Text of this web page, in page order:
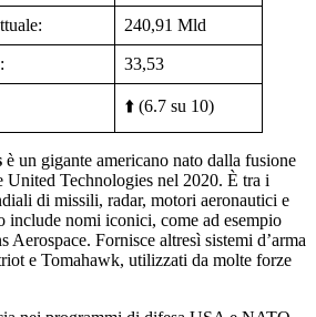
240,91 Mld
33,53
⬆️ (6.7 su 10)
è un gigante americano nato dalla fusione
United Technologies nel 2020. È tra i
di missili, radar, motori aeronautici e
include nomi iconici, come ad esempio
Fornisce altresì sistemi d’arma
e Tomahawk, utilizzati da molte forze